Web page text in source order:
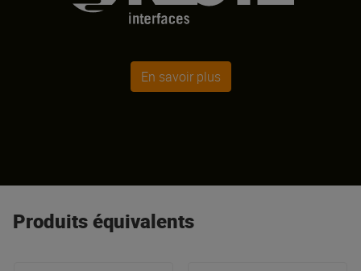
En savoir plus
Produits équivalents